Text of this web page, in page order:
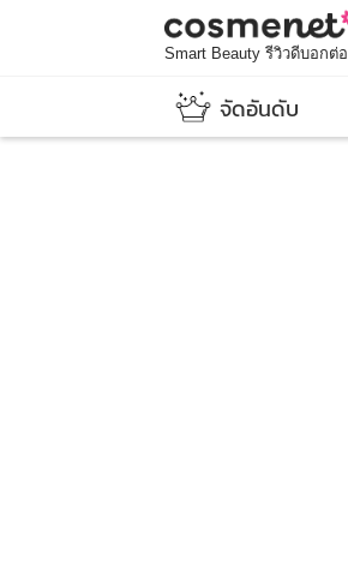
Smart Beauty รีวิวดีบอกต่อ
จัดอันดับ